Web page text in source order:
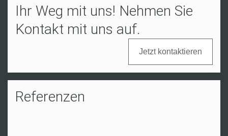
Ihr Weg mit uns! Nehmen Sie
Kontakt mit uns auf.
Jetzt kontaktieren
Referenzen